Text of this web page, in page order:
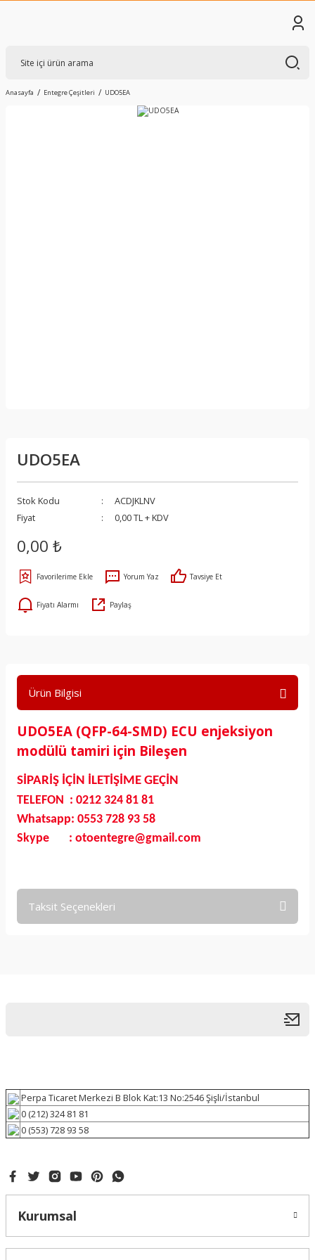
Anasayfa Entegre Çeşitleri UDO5EA
UDO5EA
Stok Kodu
ACDJKLNV
Fiyat
0,00 TL + KDV
0,00 ₺
Yorum Yaz Tavsiye Et
Fiyatı Alarmı Paylaş
Ürün Bilgisi
UDO5EA (QFP-64-SMD) ECU enjeksiyon
modülü tamiri için Bileşen
SİPARİŞ İÇİN İLETİŞİME GEÇİN
TELEFON : 0212 324 81 81
Whatsapp: 0553 728 93 58
Skype : otoentegre@gmail.com
Taksit Seçenekleri
Perpa Ticaret Merkezi B Blok Kat:13 No:2546 Şişli/İstanbul
0 (212) 324 81 81
0 (553) 728 93 58
Kurumsal